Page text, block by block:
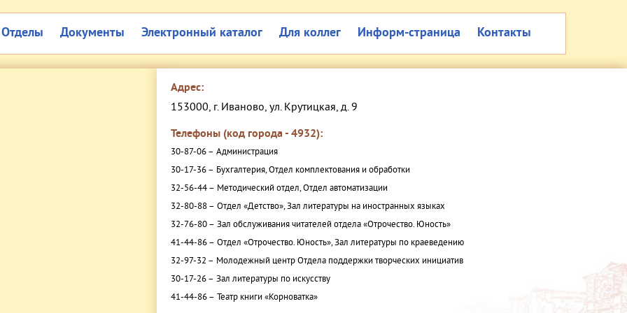
Отделы Документы Электронный каталог Для коллег Информ-страница Контакты
Адрес:
153000, г. Иваново, ул. Крутицкая, д. 9
Телефоны (код города - 4932):
30-87-06 – Администрация
30-17-36 – Бухгалтерия, Отдел комплектования и обработки
32-56-44 – Методический отдел, Отдел автоматизации
32-80-88 – Отдел «Детство», Зал литературы на иностранных языках
32-76-80 – Зал обслуживания читателей отдела «Отрочество. Юность»
41-44-86 – Отдел «Отрочество. Юность», Зал литературы по краеведению
32-97-32 – Молодежный центр Отдела поддержки творческих инициатив
30-17-26 – Зал литературы по искусству
41-44-86 – Театр книги «Корноватка»